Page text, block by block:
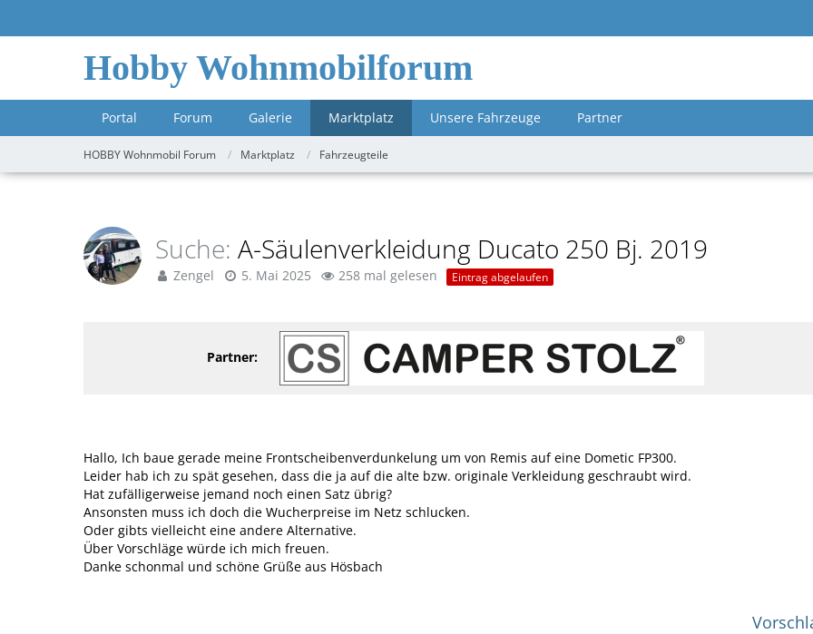
Hobby Wohnmobilforum
Portal Forum Galerie Marktplatz Unsere Fahrzeuge Partner
HOBBY Wohnmobil Forum Marktplatz Fahrzeugteile
Suche A-Säulenverkleidung Ducato 250 Bj. 2019
Zengel 5. Mai 2025 258 mal gelesen Eintrag abgelaufen
Partner:
Hallo, Ich baue gerade meine Frontscheibenverdunkelung um von Remis auf eine Dometic FP300.
Leider hab ich zu spät gesehen, dass die ja auf die alte bzw. originale Verkleidung geschraubt wird.
Hat zufälligerweise jemand noch einen Satz übrig?
Ansonsten muss ich doch die Wucherpreise im Netz schlucken.
Oder gibts vielleicht eine andere Alternative.
Über Vorschläge würde ich mich freuen.
Danke schonmal und schöne Grüße aus Hösbach